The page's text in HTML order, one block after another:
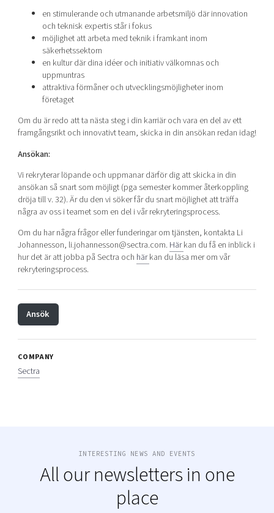
en stimulerande och utmanande arbetsmiljö där innovation
och teknisk expertis står i fokus
möjlighet att arbeta med teknik i framkant inom
säkerhetssektorn
en kultur där dina idéer och initiativ välkomnas och
uppmuntras
attraktiva förmåner och utvecklingsmöjligheter inom
företaget
Om du är redo att ta nästa steg i din karriär och vara en del av ett
framgångsrikt och innovativt team, skicka in din ansökan redan idag!
Ansökan:
Vi rekryterar löpande och uppmanar därför dig att skicka in din
ansökan så snart som möjligt (pga semester kommer återkoppling
dröja till v. 32). Är du den vi söker får du snart möjlighet att träffa
några av oss i teamet som en del i vår rekryteringsprocess.
Om du har några frågor eller funderingar om tjänsten, kontakta Li
Johannesson, li.johannesson@sectra.com. Härkan du få en inblick i
hur det är att jobba på Sectra och härkan du läsa mer om vår
rekryteringsprocess.
Ansök
COMPANY
Sectra
INTERESTING NEWS AND EVENTS
All our newsletters in one
place